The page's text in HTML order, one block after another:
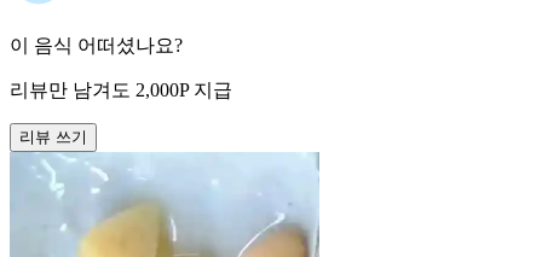
이 음식 어떠셨나요?
리뷰만 남겨도 2,000P 지급
리뷰 쓰기